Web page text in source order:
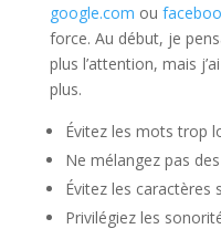
google.com ou
force. Au début, je
plus l’attention, mais
plus.
Évitez les mots trop
Ne mélangez pas
Évitez les caractères
Privilégiez les